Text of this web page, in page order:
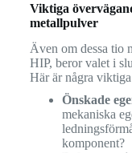
Viktiga
metallpulver
Även om dessa tio
HIP, beror valet i
Här är några
Önskade
mekaniska
komponent?